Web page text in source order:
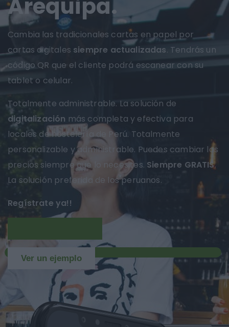
Arequipa.
Cambia las tradicionales cartas en papel por
cartas digitales siempre actualizadas. Tendrás un
código QR que el cliente podrá escanear con su
tablet o celular.
Totalmente administrable. La solución de
digitalización más completa y efectiva para
locales de hostelería de Perú. Totalmente
personalizable y administrable. Puedes cambiar los
precios siempre que lo necesites. Siempre GRATIS.
La solución preferida de los peruanos.
Regístrate ya!!
Ver un ejemplo